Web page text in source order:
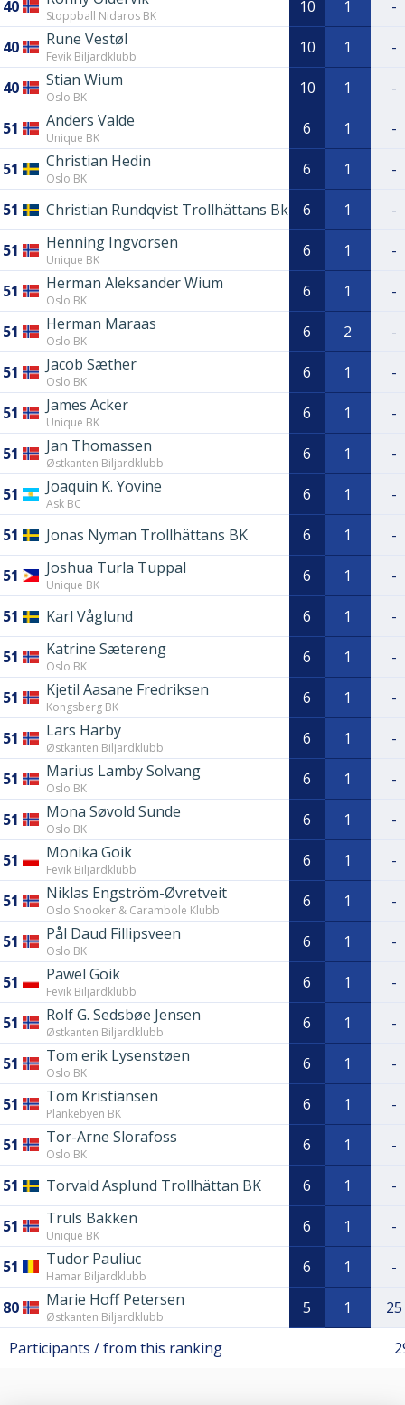
40 Stoppball Nidaros BK 10 1 -
40 Rune Vestøl
Fevik Biljardklubb 10 1 -
40 Stian Wium
Oslo BK 10 1 -
51 Anders Valde
Unique BK 6 1 -
51 Christian Hedin
Oslo BK 6 1 -
51 Christian Rundqvist Trollhättans Bk 6 1 -
51 Henning Ingvorsen
Unique BK 6 1 -
51 Herman Aleksander Wium
Oslo BK 6 1 -
51 Herman Maraas
Oslo BK 6 2 -
51 Jacob Sæther
Oslo BK 6 1 -
51 James Acker
Unique BK 6 1 -
51 Jan Thomassen
Østkanten Biljardklubb 6 1 -
51 Joaquin K. Yovine
Ask BC 6 1 -
51 Jonas Nyman Trollhättans BK 6 1 -
51 Joshua Turla Tuppal
Unique BK 6 1 -
51 Karl Våglund 6 1 -
51 Katrine Sætereng
Oslo BK 6 1 -
51 Kjetil Aasane Fredriksen
Kongsberg BK 6 1 -
51 Lars Harby
Østkanten Biljardklubb 6 1 -
51 Marius Lamby Solvang
Oslo BK 6 1 -
51 Mona Søvold Sunde
Oslo BK 6 1 -
51 Monika Goik
Fevik Biljardklubb 6 1 -
51 Niklas Engström-Øvretveit
Oslo Snooker & Carambole Klubb 6 1 -
51 Pål Daud Fillipsveen
Oslo BK 6 1 -
51 Pawel Goik
Fevik Biljardklubb 6 1 -
51 Rolf G. Sedsbøe Jensen
Østkanten Biljardklubb 6 1 -
51 Tom erik Lysenstøen
Oslo BK 6 1 -
51 Tom Kristiansen
Plankebyen BK 6 1 -
51 Tor-Arne Slorafoss
Oslo BK 6 1 -
51 Torvald Asplund Trollhättan BK 6 1 -
51 Truls Bakken
Unique BK 6 1 -
51 Tudor Pauliuc
Hamar Biljardklubb 6 1 -
80 Marie Hoff Petersen
Østkanten Biljardklubb 5 1 25
Participants / from this ranking